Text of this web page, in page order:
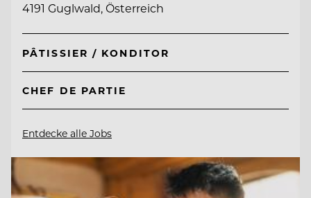
4191 Guglwald, Österreich
PÂTISSIER / KONDITOR
CHEF DE PARTIE
Entdecke alle Jobs